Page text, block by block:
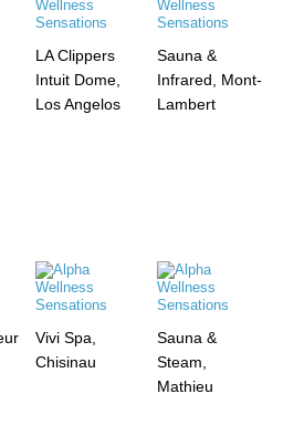
LA Clippers
Intuit Dome,
Los Angelos
Sauna &
Infrared, Mont-
Lambert
Vivi Spa,
Chisinau
Sauna &
Steam,
Mathieu